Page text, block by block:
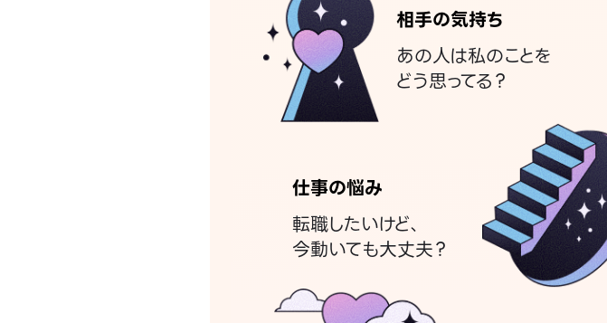
相手の気持ち
あの人は私のことを
どう思ってる？
仕事の悩み
転職したいけど、
今動いても大丈夫？